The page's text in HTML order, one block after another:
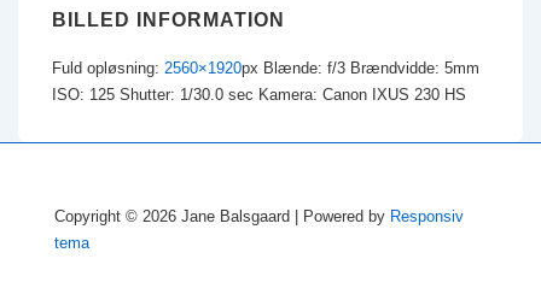
BILLED INFORMATION
Fuld opløsning: 2560×1920px Blænde: f/3 Brændvidde: 5mm
ISO: 125 Shutter: 1/30.0 sec Kamera: Canon IXUS 230 HS
Copyright © 2026 Jane Balsgaard | Powered by Responsiv
tema